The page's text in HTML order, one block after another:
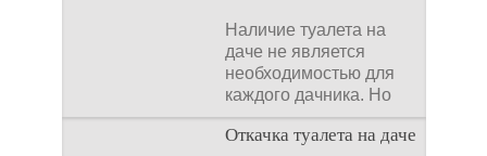
Наличие туалета на
даче не является
необходимостью для
каждого дачника. Но
многие люди думают,
что
Откачка туалета на даче